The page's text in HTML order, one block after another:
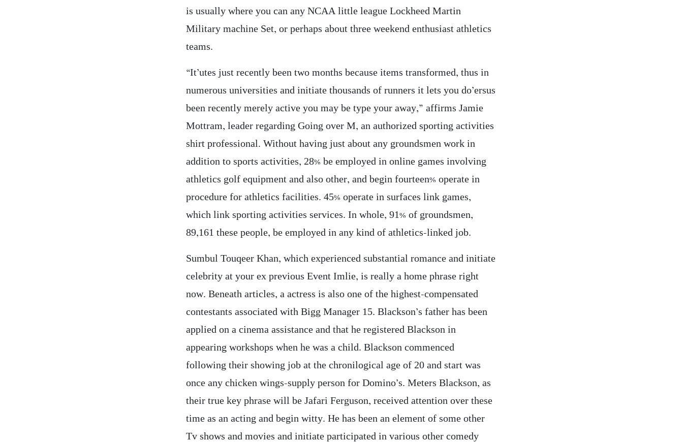
is usually where you can any NCAA little league Lockheed Martin
Military machine Set, or perhaps about three weekend enthusiast athletics
teams.
“It’utes just recently been two months because items transformed, thus in
numerous universities and initiate thousands of runners it lets you do’ersus
been recently merely active you may be type your away,” affirms Jamie
Mottram, leader regarding Going over M, an authorized sporting activities
shirt professional. Without having just about any groundsmen work in
addition to sports activities, 28% be employed in online games involving
athletics golf equipment and also other, and begin fourteen% operate in
procedure for athletics facilities. 45% operate in surfaces link games,
which link sporting activities services. In whole, 91% of groundsmen,
89,161 these people, be employed in any kind of athletics-linked job.
Sumbul Touqeer Khan, which experienced substantial romance and initiate
celebrity at your ex previous Event Imlie, is really a home phrase right
now. Beneath articles, a actress is also one of the highest-compensated
contestants associated with Bigg Manager 15. Blackson’s father has been
applied on a cinema assistance and that he registered Blackson in
appearing workshops when he was a child. Blackson commenced
following their showing job at the chronilogical age of 20 and start was
once any chicken wings-supply person for Domino’s. Meters Blackson, as
their true key phrase will be Jafari Ferguson, received attention over these
time as an acting and begin witty. He has been an element of some other
Tv shows and movies and initiate participated in various other comedy